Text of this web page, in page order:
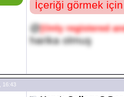
İçeriği görmek
@[Only registered
harika olmuş
16:43